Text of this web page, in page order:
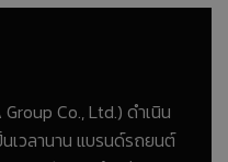
Co., Ltd.) ดำเนิน
เวลานาน แบรนด์รถยนต์